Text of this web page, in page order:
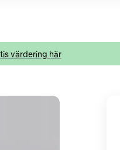
värdering här